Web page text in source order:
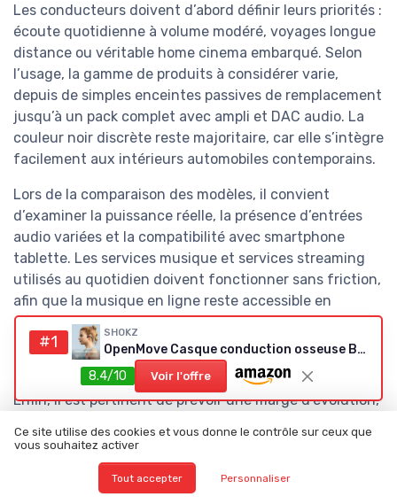
Les conducteurs doivent d’abord définir leurs priorités :
écoute quotidienne à volume modéré, voyages longue
distance ou véritable home cinema embarqué. Selon
l’usage, la gamme de produits à considérer varie,
depuis de simples enceintes passives de remplacement
jusqu’à un pack complet avec ampli et DAC audio. La
couleur noir discrète reste majoritaire, car elle s’intègre
facilement aux intérieurs automobiles contemporains.
Lors de la comparaison des modèles, il convient
d’examiner la puissance réelle, la présence d’entrées
audio variées et la compatibilité avec smartphone
tablette. Les services musique et services streaming
utilisés au quotidien doivent fonctionner sans friction,
afin que la musique en ligne reste accessible en
quelques gestes. Une attention particulière au fil de
haut parleur, aux connecteurs jack RCA et à la fixation
des enceintes garantit une fiabilité durable.
Enfin, il est pertinent de prévoir une marge d’évolution,
capable de gérer des enceintes supplémentaires. Cette
approche permet d’ajouter plus tard des enceintes
colonnes compactes, des enceintes bibliothèque ou
#1 SHOKZ
OpenMove Casque conduction osseuse Bluetooth
8.4/10
Voir l'offre
Ce site utilise des cookies et vous donne le contrôle sur ceux que
vous souhaitez activer
Tout accepter Personnaliser